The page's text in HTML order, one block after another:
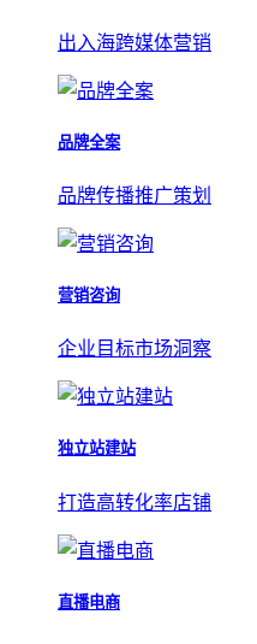
出入海跨媒体营销
品牌全案
品牌传播推广策划
营销咨询
企业目标市场洞察
独立站建站
打造高转化率店铺
直播电商